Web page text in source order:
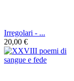
Irregolari - ...
20,00 €